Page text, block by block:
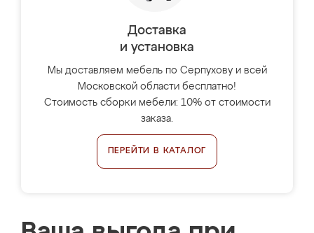
Доставка
и установка
Мы доставляем мебель по Серпухову и всей
Московской области бесплатно!
Стоимость сборки мебели: 10% от стоимости
заказа.
ПЕРЕЙТИ В КАТАЛОГ